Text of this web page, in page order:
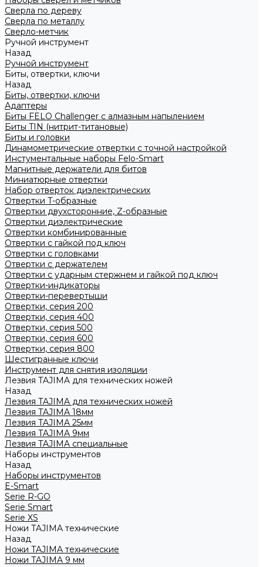
Сверла по дереву
Сверла по металлу
Сверло-метчик
Ручной инструмент
Назад
Ручной инструмент
Биты, отвертки, ключи
Назад
Биты, отвертки, ключи
Адаптеры
Биты FELO Challenger с алмазным напылением
Биты TIN (нитрит-титановые)
Биты и головки
Динамометрические отвертки с точной настройкой
Инстументальные наборы Felo-Smart
Магнитные держатели для битов
Миниатюрные отвертки
Набор отверток диэлектрических
Отвертки T-образные
Отвертки двухсторонние, Z-образные
Отвертки диэлектрические
Отвертки комбинированные
Отвертки с гайкой под ключ
Отвертки с головками
Отвертки с держателем
Отвертки с ударным стержнем и гайкой под ключ
Отвертки-индикаторы
Отвертки-перевертыши
Отвертки, серия 200
Отвертки, серия 400
Отвертки, серия 500
Отвертки, серия 600
Отвертки, серия 800
Шестигранные ключи
Инструмент для снятия изоляции
Лезвия TAJIMA для технических ножей
Назад
Лезвия TAJIMA для технических ножей
Лезвия TAJIMA 18мм
Лезвия TAJIMA 25мм
Лезвия TAJIMA 9мм
Лезвия TAJIMA специальные
Наборы инструментов
Назад
Наборы инструментов
E-Smart
Serie R-GO
Serie Smart
Serie XS
Ножи TAJIMA технические
Назад
Ножи TAJIMA технические
Ножи TAJIMA 9 мм